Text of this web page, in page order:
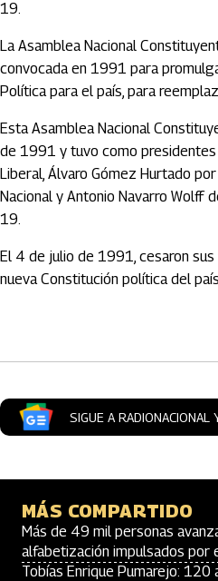
19.
La Asamblea Nacional
convocada en 1991 para
Política para el país, para
Esta Asamblea Nacional
de 1991 y tuvo como
Liberal, Álvaro Gómez Hurtado
Nacional y Antonio Navarro Wolff
19.
El 4 de julio de 1991, cesaron
nueva Constitución política del
SIGUE A RADIONACIONAL
MÁS COMPARTIDO
Más de 49 mil personas
alfabetización impulsados por
Tobías Enrique Pumarejo: 120